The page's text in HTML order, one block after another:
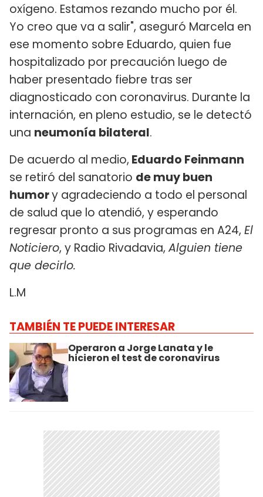
oxígeno. Estamos rezando mucho por él.
Yo creo que va a salir", aseguró Marcela en
ese momento sobre Eduardo, quien fue
hospitalizado por precaución luego de
haber presentado fiebre tras ser
diagnosticado con coronavirus. Durante la
internación, en pleno estudio, se le detectó
una neumonía bilateral.
De acuerdo al medio, Eduardo Feinmann
se retiró del sanatorio de muy buen
humory agradeciendo a todo el personal
de salud que lo atendió, y esperando
regresar pronto a sus programas en A24, El
Noticiero, y Radio Rivadavia,Alguien tiene
que decirlo.
L.M
TAMBIÉN TE PUEDE INTERESAR
Operaron a Jorge Lanata y le
hicieron el test de coronavirus